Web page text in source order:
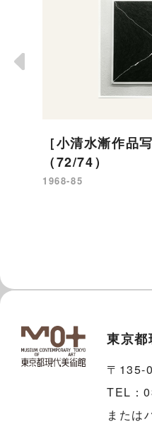
［小清水漸作品
（72/74）
1968-85
東京都
〒135-
TEL：
または